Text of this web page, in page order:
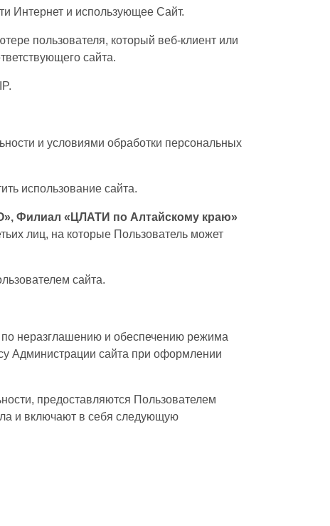
Интернет и использующее Сайт.
пользователя, который веб-клиент или
сайта.
и условиями обработки персональных
использование сайта.
Филиал «ЦЛАТИ по Алтайскому краю»
лиц, на которые Пользователь может
сайта.
неразглашению и обеспечению режима
Администрации сайта при оформлении
предоставляются Пользователем
и включают в себя следующую